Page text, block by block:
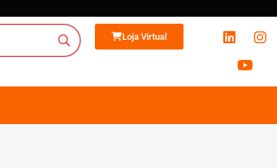
Loja Virtual